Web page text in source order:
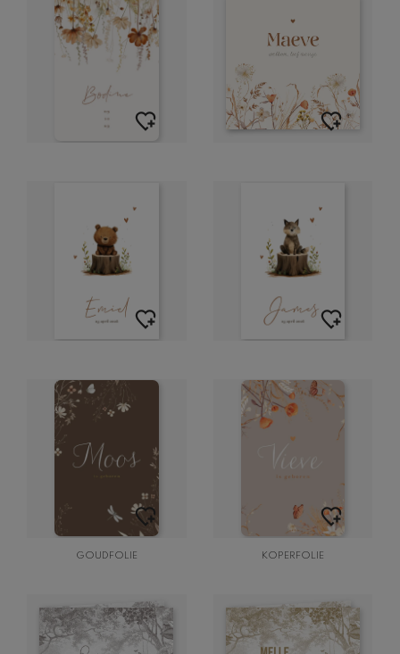
GOUDFOLIE KOPERFOLIE